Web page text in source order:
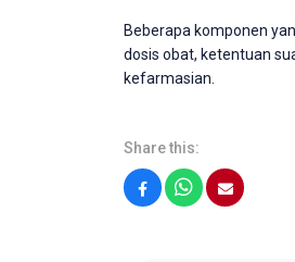
Beberapa komponen
dosis obat, ketentuan
kefarmasian.
Share this: